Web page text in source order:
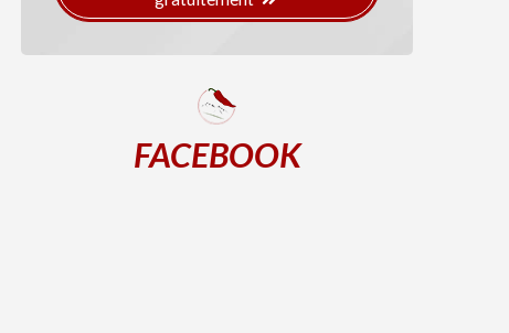
FACEBOOK